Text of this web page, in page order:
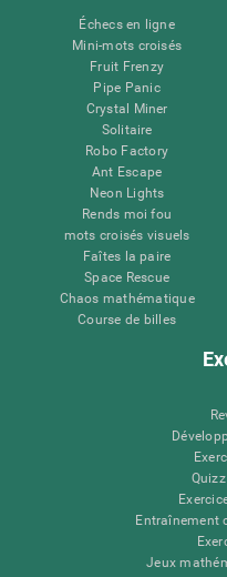
Échecs en ligne
Mini-mots croisés
Fruit Frenzy
Pipe Panic
Crystal Miner
Solitaire
Robo Factory
Ant Escape
Neon Lights
Rends moi fou
mots croisés visuels
Faîtes la paire
Space Rescue
Chaos mathématique
Course de billes
Entraînement
Jeux